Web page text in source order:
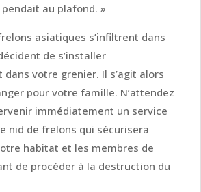
au plafond. »
asiatiques s’infiltrent dans
de s’installer
votre grenier. Il s’agit alors
pour votre famille. N’attendez
immédiatement un service
nid de frelons qui sécurisera
habitat et les membres de
de procéder à la destruction du